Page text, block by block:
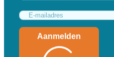
Aanmelden